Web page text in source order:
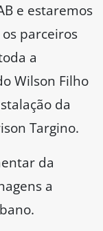
e estaremos
parceiros
a
Wilson Filho
da
Targino.
da
a